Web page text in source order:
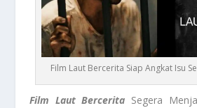
Film Laut Bercerita Siap Angkat Isu
Film Laut Bercerita Segera